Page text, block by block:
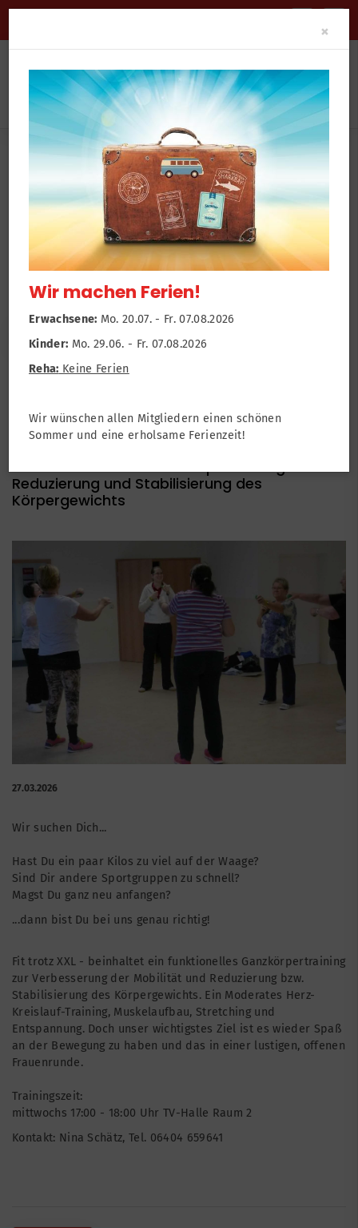
News Newsroom Fit trotz XXL
Fit trotz XXL
... ein funktionelles Ganzkörpertraining zur
Reduzierung und Stabilisierung des
Körpergewichts
27.03.2026
Wir suchen Dich...
Hast Du ein paar Kilos zu viel auf der Waage?
Sind Dir andere Sportgruppen zu schnell?
Magst Du ganz neu anfangen?
...dann bist Du bei uns genau richtig!
Fit trotz XXL - beinhaltet ein funktionelles Ganzkörpertraining
zur Verbesserung der Mobilität und Reduzierung bzw.
Stabilisierung des Körpergewichts. Ein Moderates Herz-
Kreislauf-Training, Muskelaufbau, Stretching und
Entspannung. Doch unser wichtigstes Ziel ist es wieder Spaß
an der Bewegung zu haben und das in einer lustigen, offenen
Frauenrunde.
Trainingszeit:
mittwochs 17:00 - 18:00 Uhr TV-Halle Raum 2
Kontakt: Nina Schätz, Tel. 06404 659641
×
Wir machen Ferien!
Erwachsene: Mo. 20.07. - Fr. 07.08.2026
Kinder: Mo. 29.06. - Fr. 07.08.2026
Reha: Keine Ferien
Wir wünschen allen Mitgliedern einen schönen
Sommer und eine erholsame Ferienzeit!